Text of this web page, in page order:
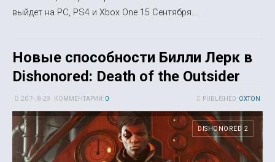
выйдет на PC, PS4 и Xbox One 15 Сентября....
Новые способности Билли Лерк в
Dishonored: Death of the Outsider
PUBLISHED: OXTON
20 7-, 8-29 КОММЕНТАРИИ: 0
DISHONORED 2